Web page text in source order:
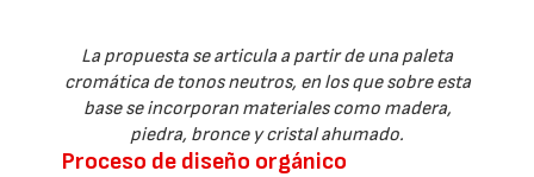
La propuesta se articula a partir de una paleta
cromática de tonos neutros, en los que sobre esta
base se incorporan materiales como madera,
piedra, bronce y cristal ahumado.
Proceso de diseño orgánico